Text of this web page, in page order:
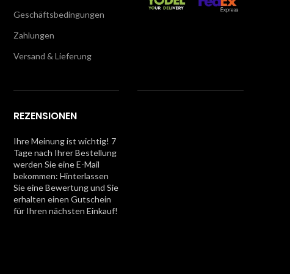
Geschäftsbedingungen
Zahlungen
Versand & Lieferung
REZENSIONEN
Ihre Meinung ist wichtig! 7
Tage nach Ihrer Bestellung
werden Sie eine E-Mail
bekommen: Hinterlassen
Sie eine Bewertung und Sie
erhalten einen Gutschein
für Ihren nächsten Einkauf!